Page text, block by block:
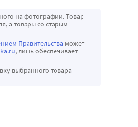
на фотографии. Товар
а товары со старым
Правительства может
, лишь обеспечивает
выбранного товара